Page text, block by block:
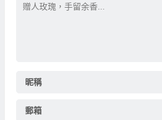
昵稱
郵箱